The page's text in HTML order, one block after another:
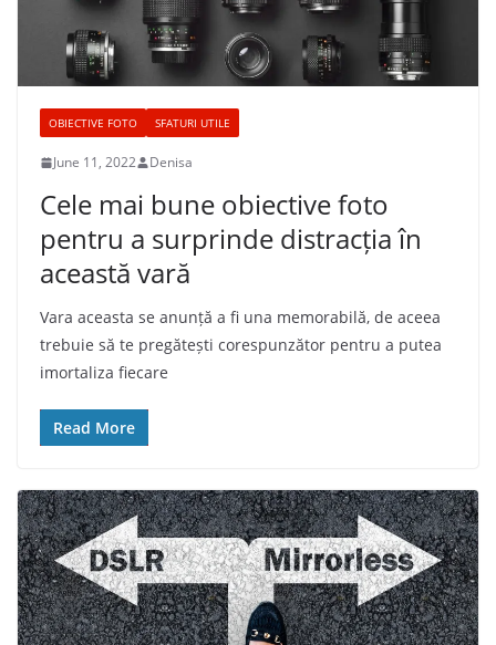
OBIECTIVE FOTO SFATURI UTILE
June 11, 2022 Denisa
Cele mai bune obiective foto
pentru a surprinde distracția în
această vară
Vara aceasta se anunță a fi una memorabilă, de aceea
trebuie să te pregătești corespunzător pentru a putea
imortaliza fiecare
Read More